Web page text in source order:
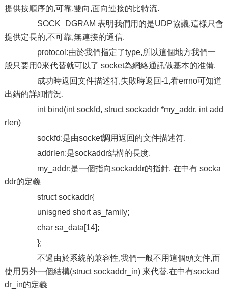
提供按順序的,可靠,雙向,面向連接的比特流.
SOCK_DGRAM 表明我們用的是UDP協議,這樣只會
提供定長的,不可靠,無連接的通信.
protocol:由於我們指定了type,所以這個地方我們一
般只要用0來代替就可以了 socket為網絡通訊做基本的准備.
成功時返回文件描述符,失敗時返回-1,看errno可知道
出錯的詳細情況.
int bind(int sockfd, struct sockaddr *my_addr, int add
rlen)
sockfd:是由socket調用返回的文件描述符.
addrlen:是sockaddr結構的長度.
my_addr:是一個指向sockaddr的指針. 在中有 socka
ddr的定義
struct sockaddr{
unisgned short as_family;
char sa_data[14];
};
不過由於系統的兼容性,我們一般不用這個頭文件,而
使用另外一個結構(struct sockaddr_in) 來代替.在中有sockad
dr_in的定義